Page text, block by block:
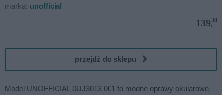
marka: unofficial
139,
30
przejdź do sklepu
Model UNOFFICIAL 0UJ3013 001 to modne oprawy okularowe.